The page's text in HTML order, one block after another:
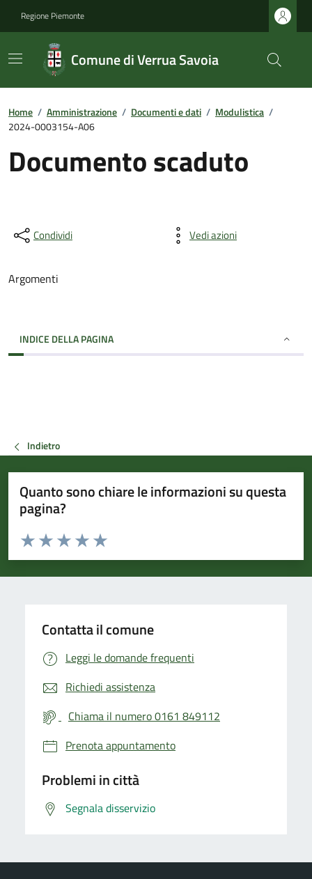
Regione Piemonte
Comune di Verrua Savoia
Home / Amministrazione / Documenti e dati / Modulistica /
2024-0003154-A06
Documento scaduto
Condividi Vedi azioni
Argomenti
INDICE DELLA PAGINA
Indietro
Quanto sono chiare le informazioni su questa
pagina?
Valuta da 1 a 5 stelle la pagina
Valuta 5 stelle su 5
Valuta 4 stelle su 5
Valuta 3 stelle su 5
Valuta 2 stelle su 5
Valuta 1 stelle su 5
Contatta il comune
Leggi le domande frequenti
Richiedi assistenza
Chiama il numero 0161 849112
Prenota appuntamento
Problemi in città
Segnala disservizio